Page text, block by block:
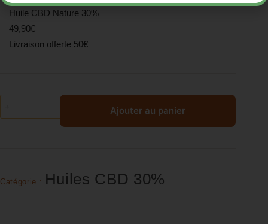
Huile CBD Nature 30%
49,90€
Livraison offerte 50€
Ajouter au panier
Catégorie : Huiles CBD 30%